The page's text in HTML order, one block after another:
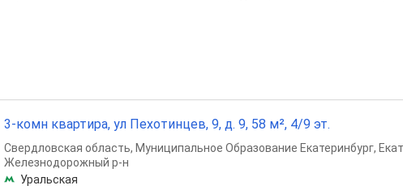
3-комн квартира, ул Пехотинцев, 9, д. 9, 58 м², 4/9 эт.
Свердловская область, Муниципальное Образование Екатеринбург,
Железнодорожный р-н
Уральская